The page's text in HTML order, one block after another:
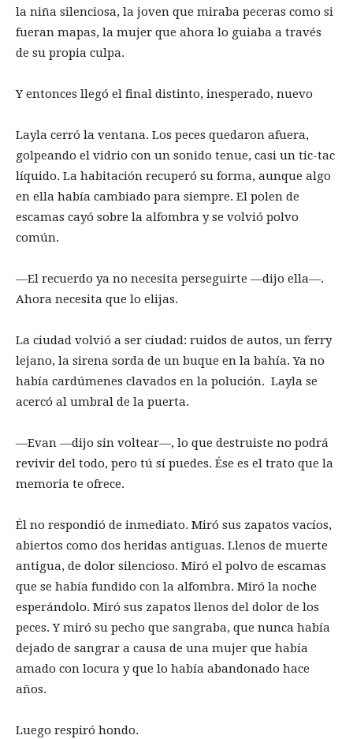
la niña silenciosa, la joven que miraba peceras como si
fueran mapas, la mujer que ahora lo guiaba a través
de su propia culpa.
Y entonces llegó el final distinto, inesperado, nuevo
Layla cerró la ventana. Los peces quedaron afuera,
golpeando el vidrio con un sonido tenue, casi un tic-tac
líquido. La habitación recuperó su forma, aunque algo
en ella había cambiado para siempre. El polen de
escamas cayó sobre la alfombra y se volvió polvo
común.
—El recuerdo ya no necesita perseguirte —dijo ella—.
Ahora necesita que lo elijas.
La ciudad volvió a ser ciudad: ruidos de autos, un ferry
lejano, la sirena sorda de un buque en la bahía. Ya no
había cardúmenes clavados en la polución. Layla se
acercó al umbral de la puerta.
—Evan —dijo sin voltear—, lo que destruiste no podrá
revivir del todo, pero tú sí puedes. Ése es el trato que la
memoria te ofrece.
Él no respondió de inmediato. Miró sus zapatos vacíos,
abiertos como dos heridas antiguas. Llenos de muerte
antigua, de dolor silencioso. Miró el polvo de escamas
que se había fundido con la alfombra. Miró la noche
esperándolo. Miró sus zapatos llenos del dolor de los
peces. Y miró su pecho que sangraba, que nunca había
dejado de sangrar a causa de una mujer que había
amado con locura y que lo había abandonado hace
años.
Luego respiró hondo.